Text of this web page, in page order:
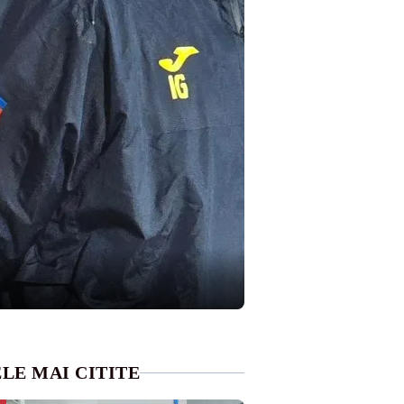
MAI CITITE